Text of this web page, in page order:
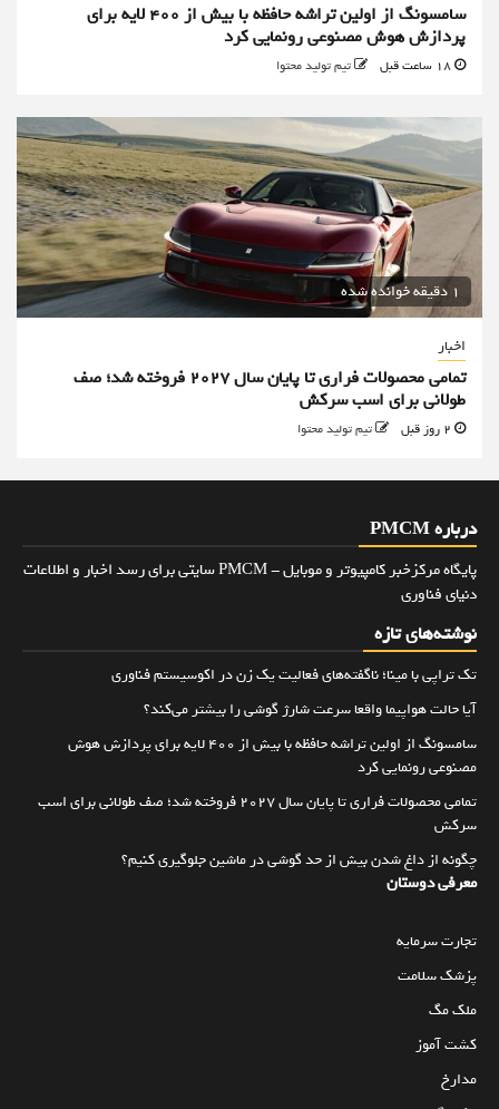
سامسونگ از اولین تراشه حافظه با بیش از ۴۰۰ لایه برای
پردازش هوش مصنوعی رونمایی کرد
تیم تولید محتوا
1 دقیقه خوانده شده
اخبار
تمامی محصولات فراری تا پایان سال ۲۰۲۷ فروخته شد؛ صف
طولانی برای اسب سرکش
تیم تولید محتوا
درباره PMCM
پایگاه مرکزخبر کامپیوتر و موبایل - PMCM سایتی برای رسد اخبار و اطلاعات
دنیای فناوری
نوشته‌های تازه
تک تراپی با مینا؛ ناگفته‌های فعالیت یک زن در اکوسیستم فناوری
آیا حالت هواپیما واقعا سرعت شارژ گوشی را بیشتر می‌کند؟
سامسونگ از اولین تراشه حافظه با بیش از ۴۰۰ لایه برای پردازش هوش
مصنوعی رونمایی کرد
تمامی محصولات فراری تا پایان سال ۲۰۲۷ فروخته شد؛ صف طولانی برای اسب
سرکش
چگونه از داغ شدن بیش از حد گوشی در ماشین جلوگیری کنیم؟
معرفی دوستان
تجارت سرمایه
پزشک سلامت
ملک مگ
کشت آموز
مدارخ